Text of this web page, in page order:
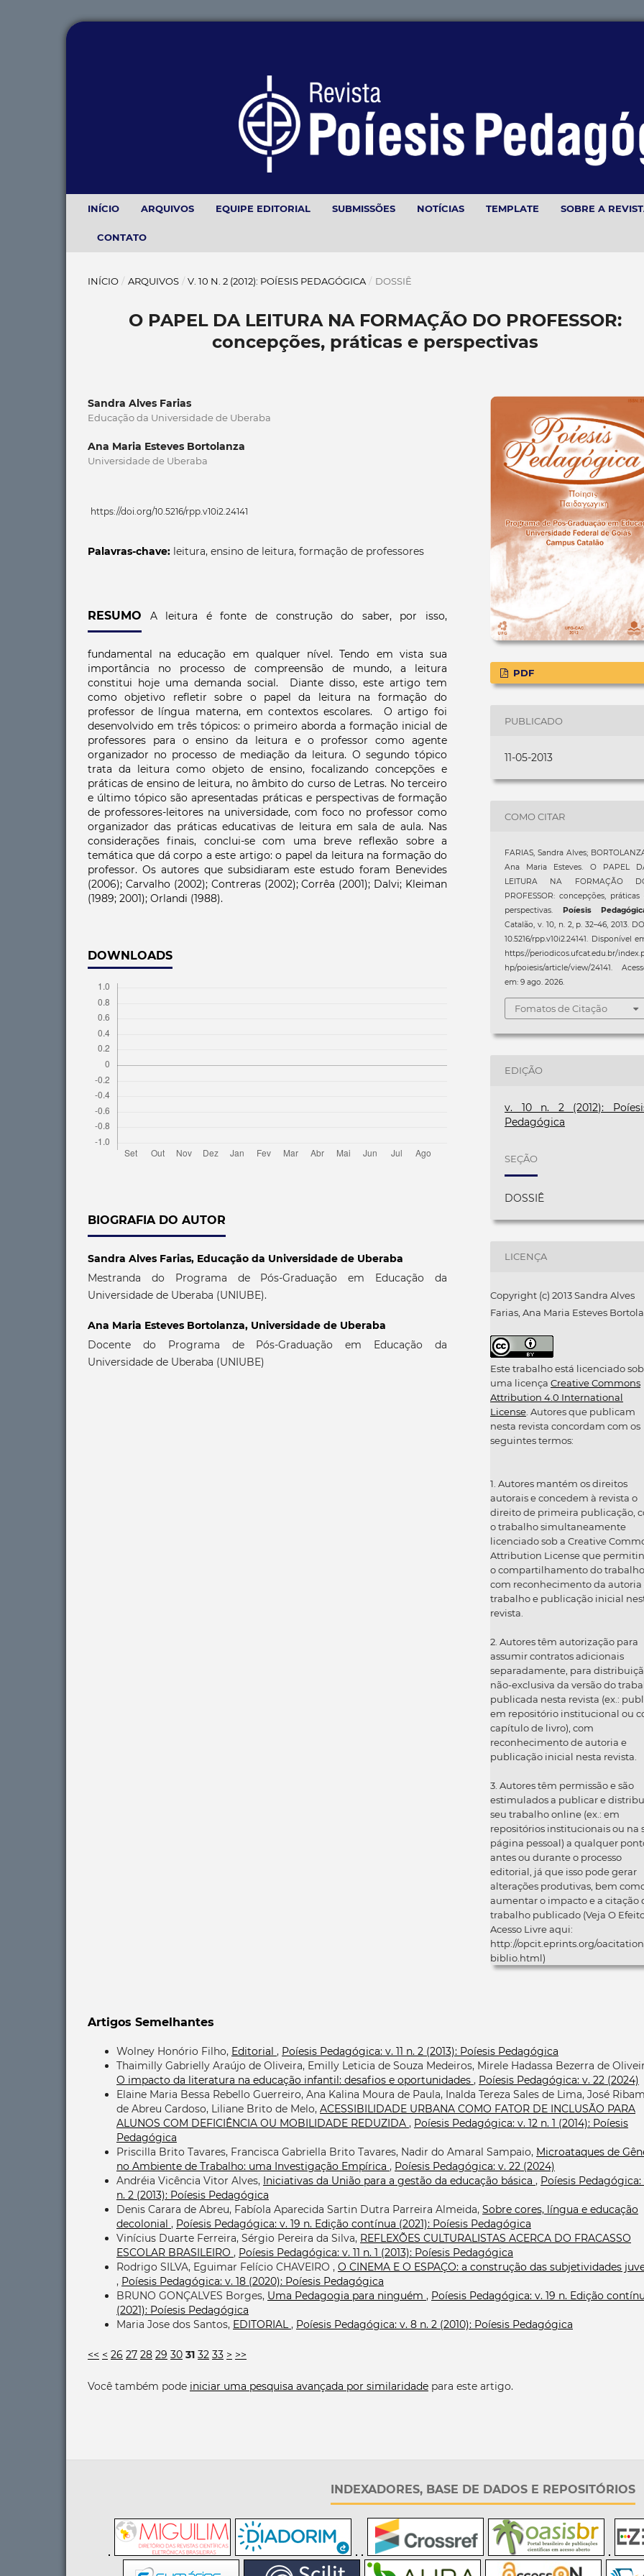
INÍCIO ARQUIVOS EQUIPE EDITORIAL SUBMISSÕES NOTÍCIAS TEMPLATE SOBRE A
CONTATO
INÍCIO / ARQUIVOS / V. 10 N. 2 (2012): POÍESIS PEDAGÓGICA / DOSSIÊ
O PAPEL DA LEITURA NA FORMAÇÃO DO PROFESSOR:
concepções, práticas e perspectivas
Sandra Alves Farias
Educação da Universidade de Uberaba
Ana Maria Esteves Bortolanza
Universidade de Uberaba
https://doi.org/10.5216/rpp.v10i2.24141
Palavras-chave: leitura, ensino de leitura, formação de professores
RESUMO A leitura é fonte de construção do saber, por isso,
fundamental na educação em qualquer nível. Tendo em vista sua
importância no processo de compreensão de mundo, a leitura
constitui hoje uma demanda social. Diante disso, este artigo tem
como objetivo refletir sobre o papel da leitura na formação do
professor de língua materna, em contextos escolares. O artigo foi
desenvolvido em três tópicos: o primeiro aborda a formação inicial de
professores para o ensino da leitura e o professor como agente
organizador no processo de mediação da leitura. O segundo tópico
trata da leitura como objeto de ensino, focalizando concepções e
práticas de ensino de leitura, no âmbito do curso de Letras. No terceiro
e último tópico são apresentadas práticas e perspectivas de formação
de professores-leitores na universidade, com foco no professor como
organizador das práticas educativas de leitura em sala de aula. Nas
considerações finais, conclui-se com uma breve reflexão sobre a
temática que dá corpo a este artigo: o papel da leitura na formação do
professor. Os autores que subsidiaram este estudo foram Benevides
(2006); Carvalho (2002); Contreras (2002); Corrêa (2001); Dalvi; Kleiman
(1989; 2001); Orlandi (1988).
DOWNLOADS
BIOGRAFIA DO AUTOR
Sandra Alves Farias, Educação da Universidade de Uberaba
Mestranda do Programa de Pós-Graduação em Educação da
Universidade de Uberaba (UNIUBE).
Ana Maria Esteves Bortolanza, Universidade de Uberaba
Docente do Programa de Pós-Graduação em Educação da
Universidade de Uberaba (UNIUBE)
PDF
PUBLICADO
11-05-2013
COMO CITAR
FARIAS, Sandra Alves;
Ana Maria Esteves. O PAPEL
LEITURA NA FORMAÇÃO
PROFESSOR: concepções, práticas
perspectivas.
Poíesis
Catalão, v. 10, n. 2, p. 32–46, 2013.
10.5216/rpp.v10i2.24141. Disponível
https://periodicos.ufcat.edu.br/
hp/poiesis/article/view/24141.
em: 9 ago. 2026.
Fomatos de Citação
EDIÇÃO
v. 10 n. 2 (2012):
Pedagógica
SEÇÃO
DOSSIÊ
LICENÇA
Copyright (c) 2013 Sandra Alves
Farias, Ana Maria Esteves
Este trabalho está licenciado sob
uma licença Creative Commons
Attribution 4.0 International
License . Autores que publicam
nesta revista concordam com os
seguintes termos:
1. Autores mantém os direitos
autorais e concedem à revista o
direito de primeira publicação,
o trabalho simultaneamente
licenciado sob a Creative
Attribution License que
o compartilhamento do trabalho
com reconhecimento da autoria
trabalho e publicação inicial
revista.
2. Autores têm autorização para
assumir contratos adicionais
separadamente, para
não-exclusiva da versão do
publicada nesta revista (ex.:
em repositório institucional ou
capítulo de livro), com
reconhecimento de autoria e
publicação inicial nesta revista.
3. Autores têm permissão e são
estimulados a publicar e
seu trabalho online (ex.: em
repositórios institucionais ou na
página pessoal) a qualquer
antes ou durante o processo
editorial, já que isso pode gerar
alterações produtivas, bem
aumentar o impacto e a citação
trabalho publicado (Veja O
Acesso Livre aqui:
http://opcit.eprints.org/
biblio.html)
Artigos Semelhantes
Wolney Honório Filho, Editorial , Poíesis Pedagógica: v. 11 n. 2 (2013): Poíesis Pedagógica
Thaimilly Gabrielly Araújo de Oliveira, Emilly Leticia de Souza Medeiros, Mirele Hadassa Bezerra de
O impacto da literatura na educação infantil: desafios e oportunidades , Poíesis Pedagógica: v. 22 (2024)
Elaine Maria Bessa Rebello Guerreiro, Ana Kalina Moura de Paula, Inalda Tereza Sales de Lima, José
de Abreu Cardoso, Liliane Brito de Melo, ACESSIBILIDADE URBANA COMO FATOR DE INCLUSÃO PARA
ALUNOS COM DEFICIÊNCIA OU MOBILIDADE REDUZIDA , Poíesis Pedagógica: v. 12 n. 1 (2014): Poíesis
Pedagógica
Priscilla Brito Tavares, Francisca Gabriella Brito Tavares, Nadir do Amaral Sampaio, Microataques de
no Ambiente de Trabalho: uma Investigação Empírica , Poíesis Pedagógica: v. 22 (2024)
Andréia Vicência Vitor Alves, Iniciativas da União para a gestão da educação básica , Poíesis Pedagógica:
n. 2 (2013): Poíesis Pedagógica
Denis Carara de Abreu, Fabíola Aparecida Sartin Dutra Parreira Almeida, Sobre cores, língua e educação
decolonial , Poíesis Pedagógica: v. 19 n. Edição contínua (2021): Poíesis Pedagógica
Vinícius Duarte Ferreira, Sérgio Pereira da Silva, REFLEXÕES CULTURALISTAS ACERCA DO FRACASSO
ESCOLAR BRASILEIRO , Poíesis Pedagógica: v. 11 n. 1 (2013): Poíesis Pedagógica
Rodrigo SILVA, Eguimar Felício CHAVEIRO , O CINEMA E O ESPAÇO: a construção das subjetividades
, Poíesis Pedagógica: v. 18 (2020): Poíesis Pedagógica
BRUNO GONÇALVES Borges, Uma Pedagogia para ninguém , Poíesis Pedagógica: v. 19 n. Edição
(2021): Poíesis Pedagógica
Maria Jose dos Santos, EDITORIAL, Poíesis Pedagógica: v. 8 n. 2 (2010): Poíesis Pedagógica
<< < 26 27 28 29 30 31 32 33 > >>
Você também pode iniciar uma pesquisa avançada por similaridade para este artigo.
INDEXADORES, BASE DE DADOS E REPOSITÓRIOS